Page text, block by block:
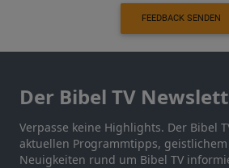
FEEDBACK SENDEN
Der Bibel TV
Verpasse keine Highlights. Der Bibel
aktuellen Programmtipps,
Neuigkeiten rund um Bibel TV